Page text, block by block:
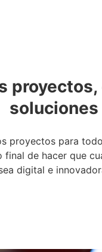
soluciones
proyectos para
de hacer que
digital e